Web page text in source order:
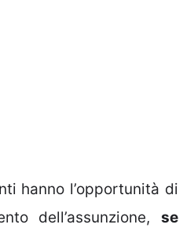
hanno l’opportunità di
dell’assunzione, se